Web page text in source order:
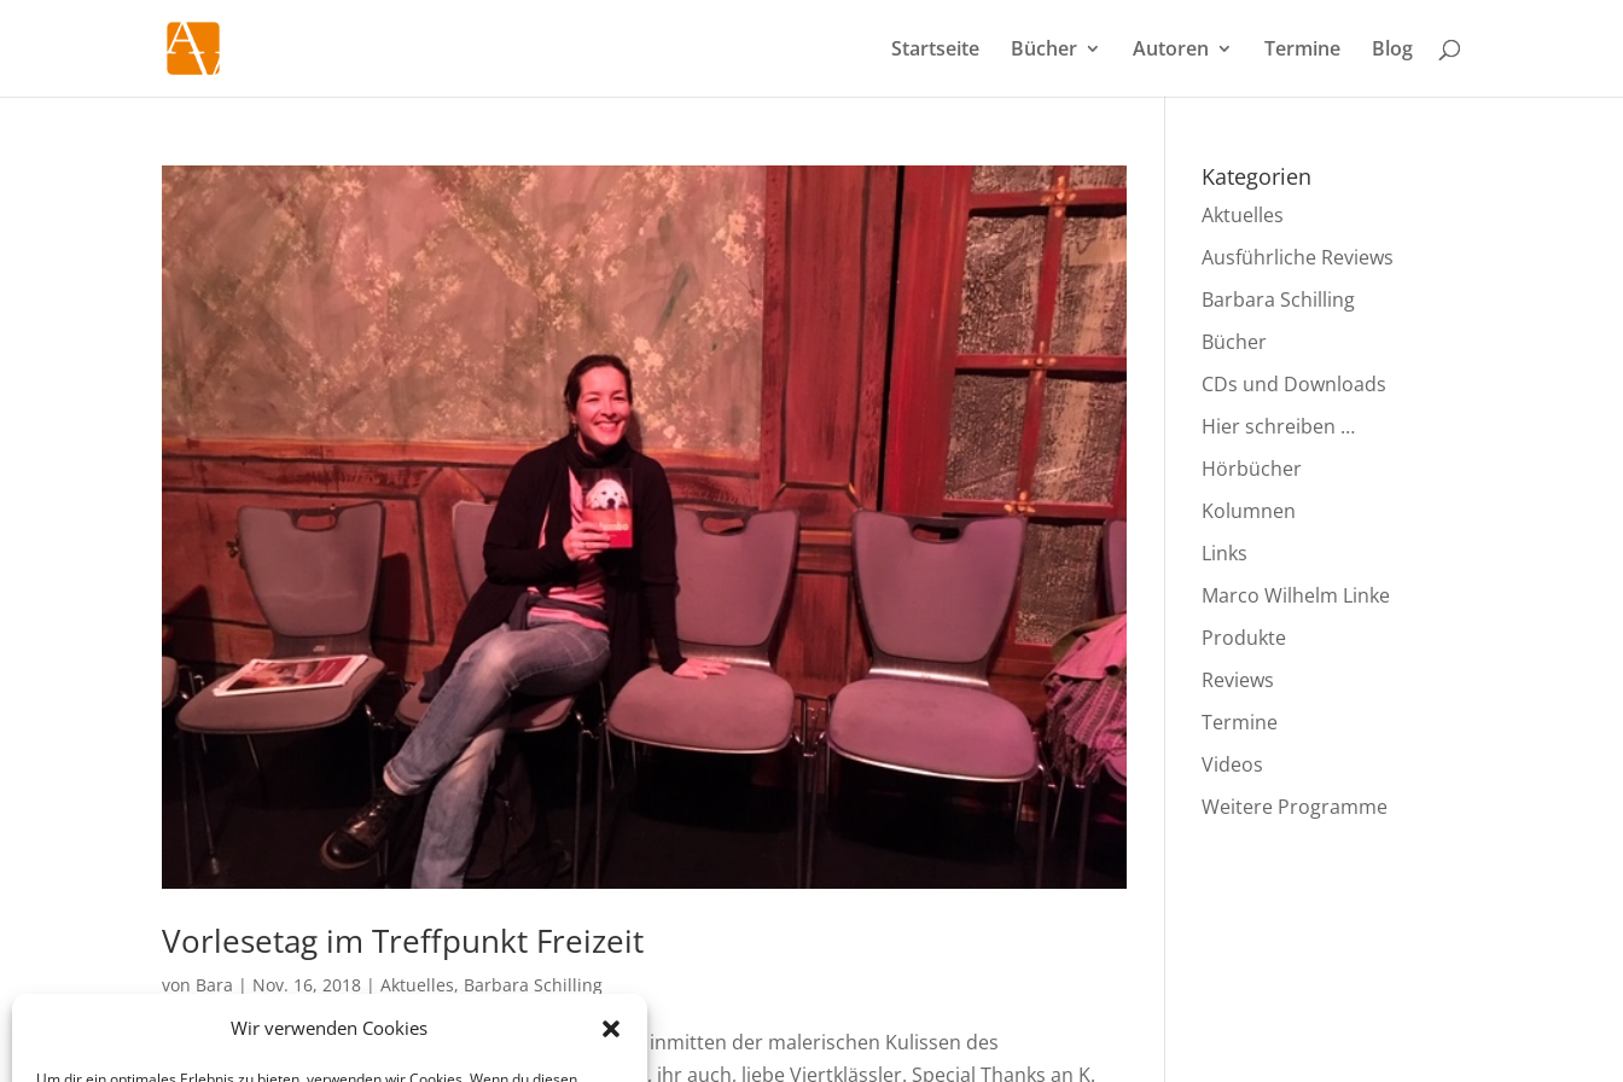
Wir verwenden Cookies
Startseite Bücher Autoren Termine Blog
Vorlesetag im Treffpunkt Freizeit
von Bara | Nov. 16, 2018 |Aktuelles, Barbara Schilling
20 geduldige Zuhörer beim bundesweiten Vorlesetag inmitten der malerischen Kulissen des
Kindertheaters …;-) Toll! Ich hatte viel Spaß – ich hoffe, ihr auch, liebe Viertklässler. Special Thanks an K.
Kategorien
Aktuelles
Ausführliche Reviews
Barbara Schilling
Bücher
CDs und Downloads
Hier schreiben …
Hörbücher
Kolumnen
Links
Marco Wilhelm Linke
Produkte
Reviews
Termine
Videos
Weitere Programme